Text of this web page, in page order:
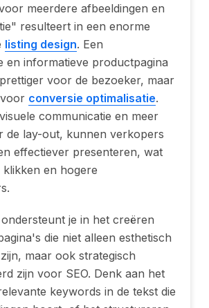
meerdere afbeeldingen en
resulteert in een enorme
listing design. Een
en informatieve productpagina
voor de bezoeker, maar
conversie optimalisatie.
communicatie en meer
de lay-out, kunnen verkopers
effectiever presenteren, wat
klikken en hogere
je in het creëren
die niet alleen esthetisch
maar ook strategisch
zijn voor SEO. Denk aan het
keywords in de tekst die